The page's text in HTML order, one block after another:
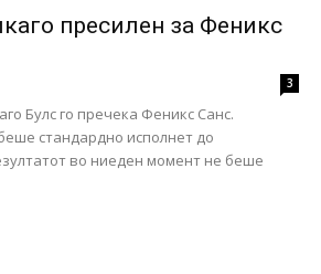
пресилен за Феникс
3
Булс го пречека Феникс Санс.
беше стандардно исполнет до
во ниеден момент не беше